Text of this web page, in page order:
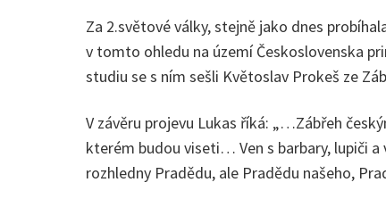
Za 2.světové války, stejně jako dnes
v tomto ohledu na území Československa
studiu se s ním sešli Květoslav Prokeš ze
V závěru projevu Lukas říká: „…Zábřeh
kterém budou viseti… Ven s barbary, lupiči
rozhledny Pradědu, ale Pradědu našeho,